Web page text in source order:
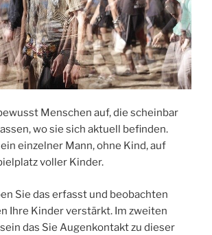
Menschen auf, die scheinbar
wo sie sich aktuell befinden.
einzelner Mann, ohne Kind, auf
voller Kinder.
Sie das erfasst und beobachten
Ihre Kinder verstärkt. Im zweiten
das Sie Augenkontakt zu dieser